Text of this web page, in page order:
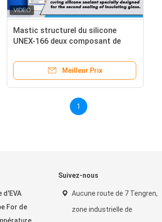
Mastic structurel du silicone
UNEX-166 deux composant de
Meilleur Prix
1
d'EVA
For de
Suivez-nous
Aucune route de 7 Tengren,
zone industrielle de